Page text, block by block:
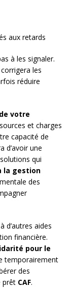
aux retards
à les signaler.
les
réduire
votre
et charges
capacité de
d’avoir une
qui
la gestion
des
d’autres aides
financière.
pour le
temporairement
des
prêt CAF.